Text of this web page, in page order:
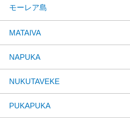
モーレア島
MATAIVA
NAPUKA
NUKUTAVEKE
PUKAPUKA